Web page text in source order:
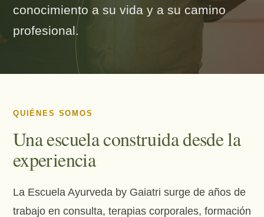
conocimiento a su vida y a su camino
profesional.
QUIÉNES SOMOS
Una escuela construida desde la
experiencia
La Escuela Ayurveda by Gaiatri surge de años de
trabajo en consulta, terapias corporales, formación